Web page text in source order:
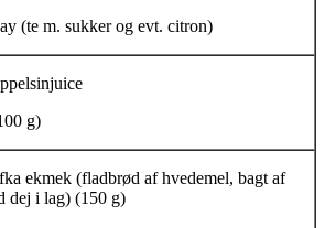
(te m. sukker og evt. citron)
g)
ekmek (fladbrød af hvedemel, bagt af
dej i lag) (150 g)